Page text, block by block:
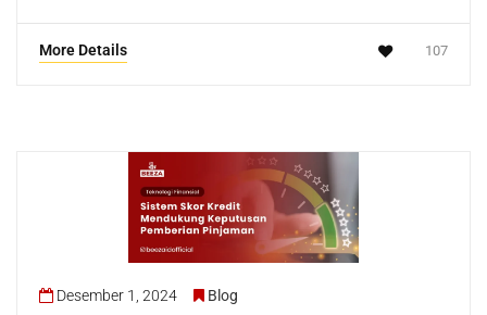
More Details 107
Desember 1, 2024 Blog